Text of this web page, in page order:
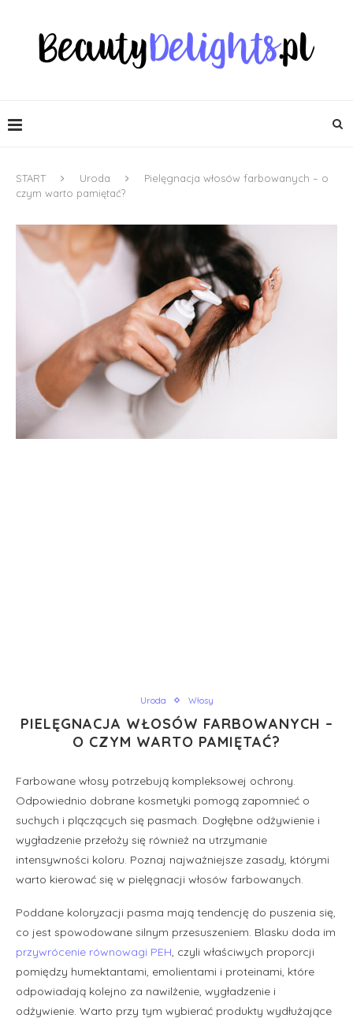
START Uroda
Pielęgnacja włosów farbowanych – o
czym warto pamiętać?
Uroda Włosy
PIELĘGNACJA WŁOSÓW FARBOWANYCH –
O CZYM WARTO PAMIĘTAĆ?
Farbowane włosy potrzebują kompleksowej ochrony.
Odpowiednio dobrane kosmetyki pomogą zapomnieć o
suchych i plączących się pasmach. Dogłębne odżywienie i
wygładzenie przełoży się również na utrzymanie
intensywności koloru. Poznaj najważniejsze zasady, którymi
warto kierować się w pielęgnacji włosów farbowanych.
Poddane koloryzacji pasma mają tendencję do puszenia się,
co jest spowodowane silnym przesuszeniem. Blasku doda im
przywrócenie równowagi PEH, czyli właściwych proporcji
pomiędzy humektantami, emolientami i proteinami, które
odpowiadają kolejno za nawilżenie, wygładzenie i
odżywienie. Warto przy tym wybierać produkty wydłużające